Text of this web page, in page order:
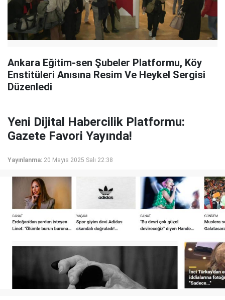
Ankara Eğitim-sen Şubeler Platformu, Köy
Enstitüleri Anısına Resim Ve Heykel Sergisi
Düzenledi
Yeni Dijital Habercilik Platformu:
Gazete Favori Yayında!
Yayınlanma: 20 Mayıs 2025 Salı 22:38